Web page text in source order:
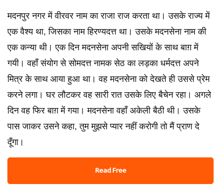
मदनपुर नगर में वीरवर नाम का राजा राज करता था। उसके राज्य में
एक वैश्य था, जिसका नाम हिरण्यदत्त था। उसके मदनसेना नाम की
एक कन्या थी। एक दिन मदनसेना अपनी सखियों के साथ बाग़ में
गयी। वहाँ संयोग से सोमदत्त नामक सेठ का लड़का धर्मदत्त अपने
मित्र के साथ आया हुआ था। वह मदनसेना को देखते ही उससे प्रेम
करने लगा। घर लौटकर वह सारी रात उसके लिए बैचेन रहा। अगले
दिन वह फिर बाग़ में गया। मदनसेना वहाँ अकेली बैठी थी। उसके
पास जाकर उसने कहा, तुम मुझसे प्यार नहीं करोगी तो मैं प्राण दे
दूँगा।
Read Free